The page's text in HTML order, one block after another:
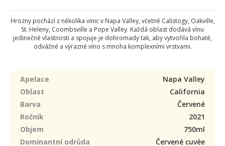
Hrozny pochází z několika vinic v Napa Valley, včetně Calistogy, Oakville,
St. Heleny, Coombsville a Pope Valley. Každá oblast dodává vínu
jedinečné vlastnosti a spojuje je dohromady tak, aby vytvořila bohaté,
odvážné a výrazné víno s mnoha komplexními vrstvami.
Apelace
Napa Valley
Oblast
California
Barva
Červené
Ročník
2021
Objem
750ml
Dominantní odrůda
Červené cuvée